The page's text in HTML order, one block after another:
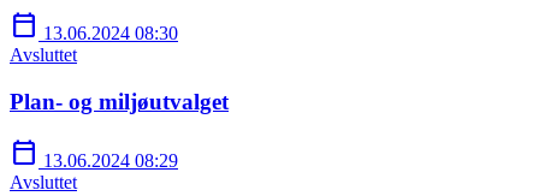
calendar_today 13.06.2024 08:30
Avsluttet
Plan- og miljøutvalget
calendar_today 13.06.2024 08:29
Avsluttet